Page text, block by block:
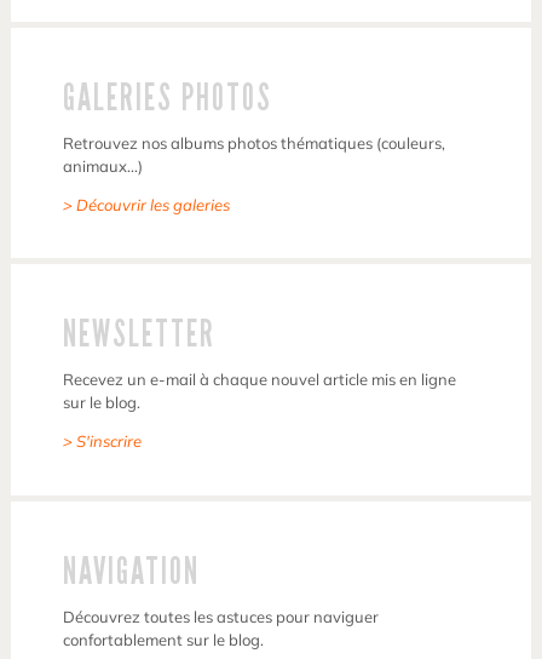
GALERIES PHOTOS
Retrouvez nos albums photos thématiques (couleurs,
animaux…)
> Découvrir les galeries
NEWSLETTER
Recevez un e-mail à chaque nouvel article mis en ligne
sur le blog.
> S'inscrire
NAVIGATION
Découvrez toutes les astuces pour naviguer
confortablement sur le blog.